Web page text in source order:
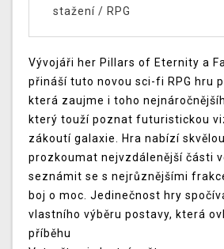
stažení / RPG
Vývojáři her Pillars of Eternity a
přináší tuto novou sci-fi RPG hru
která zaujme i toho
který touží poznat futuristickou
zákoutí galaxie. Hra nabízí
prozkoumat nejvzdálenější části
seznámit se s nejrůznějšími
boj o moc. Jedinečnost hry
vlastního výběru postavy, která
příběhu